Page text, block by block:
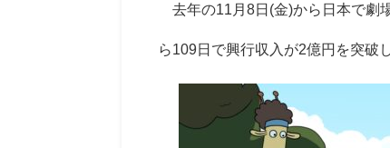
去年の11月8日(金)から日本で劇
ら109日で興行収入が2億円を突破